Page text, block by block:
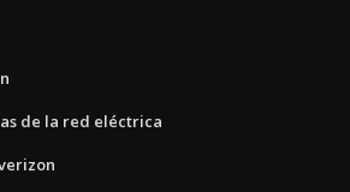
de la red eléctrica